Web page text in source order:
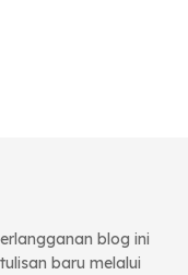
blog ini
baru melalui